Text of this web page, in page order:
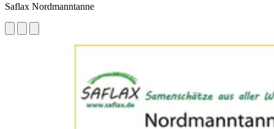
Saflax Nordmanntanne